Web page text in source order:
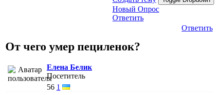
Новый Опрос
Ответить
Ответить
От чего умер пециленок?
Елена Белик
Посетитель
56 1